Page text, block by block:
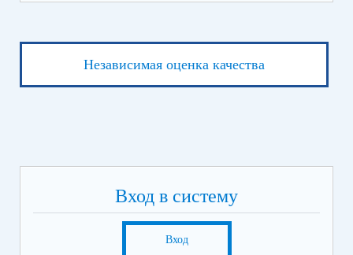
Независимая оценка качества
Вход в систему
Вход